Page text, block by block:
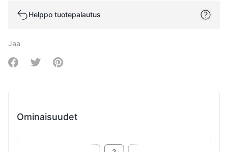
Helppo tuotepalautus
Jaa
Share on Facebook
Share on Twitter
Share on Pinterest
Ominaisuudet